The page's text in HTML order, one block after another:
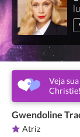
Veja sua
Christie!
Gwendoline
Atriz